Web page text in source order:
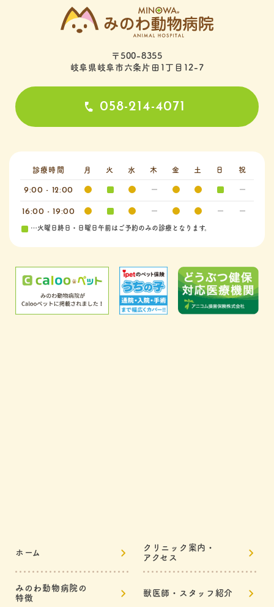
〒500-8355
岐阜県岐阜市六条片田1丁目12-7
058-214-4071
診療時間 月 火 水 木 金 土 日 祝
9:00 - 12:00
16:00 - 19:00
…火曜日終日・日曜日午前はご予約のみの診療となります。
ホーム
クリニック案内・
アクセス
みのわ動物病院の
特徴
獣医師・スタッフ紹介